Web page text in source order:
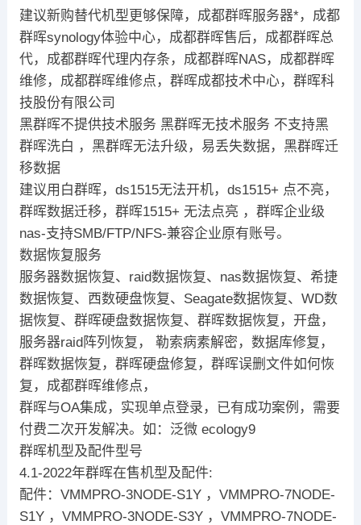
建议新购替代机型更够保障，成都群晖服务器*，成都
群晖synology体验中心，成都群晖售后，成都群晖总
代，成都群晖代理内存条，成都群晖NAS，成都群晖
维修，成都群晖维修点，群晖成都技术中心，群晖科
技股份有限公司
黑群晖不提供技术服务 黑群晖无技术服务 不支持黑
群晖洗白 ，黑群晖无法升级，易丢失数据，黑群晖迁
移数据
建议用白群晖，ds1515无法开机，ds1515+ 点不亮，
群晖数据迁移，群晖1515+ 无法点亮 ，群晖企业级
nas-支持SMB/FTP/NFS-兼容企业原有账号。
数据恢复服务
服务器数据恢复、raid数据恢复、nas数据恢复、希捷
数据恢复、西数硬盘恢复、Seagate数据恢复、WD数
据恢复、群晖硬盘数据恢复、群晖数据恢复，开盘，
服务器raid阵列恢复， 勒索病素解密，数据库修复，
群晖数据恢复，群晖硬盘修复，群晖误删文件如何恢
复，成都群晖维修点，
群晖与OA集成，实现单点登录，已有成功案例，需要
付费二次开发解决。如：泛微 ecology9
群晖机型及配件型号
4.1-2022年群晖在售机型及配件:
配件：VMMPRO-3NODE-S1Y ，VMMPRO-7NODE-
S1Y ，VMMPRO-3NODE-S3Y ，VMMPRO-7NODE-